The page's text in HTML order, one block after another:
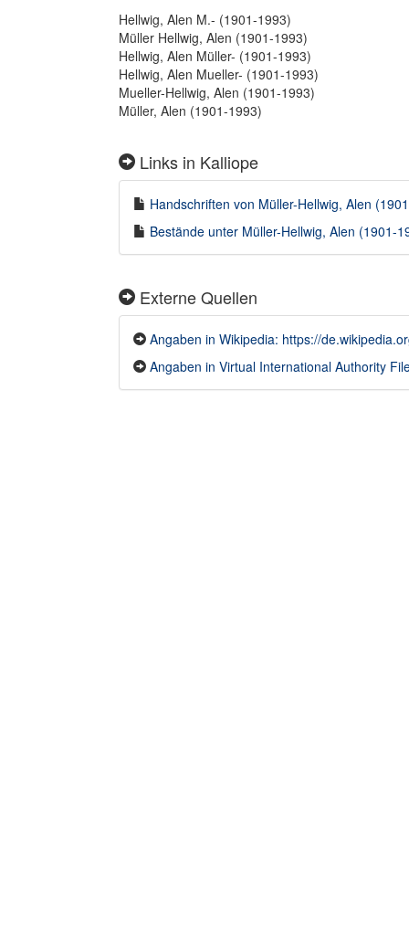
Hellwig, Alen M.- (1901-1993)
Müller Hellwig, Alen (1901-1993)
Hellwig, Alen Müller- (1901-1993)
Hellwig, Alen Mueller- (1901-1993)
Mueller-Hellwig, Alen (1901-1993)
Müller, Alen (1901-1993)
Links in Kalliope
Handschriften von Müller-Hellwig, Alen
Bestände unter Müller-Hellwig, Alen (1901-
Externe Quellen
Angaben in Wikipedia: https://
Angaben in Virtual International Authority